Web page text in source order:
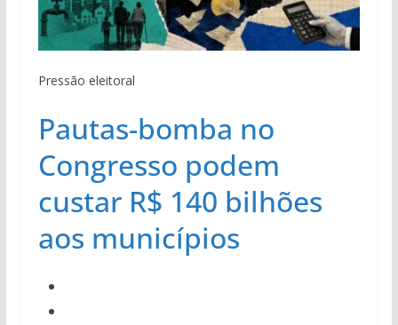
Pressão eleitoral
Pautas-bomba no
Congresso podem
custar R$ 140 bilhões
aos municípios